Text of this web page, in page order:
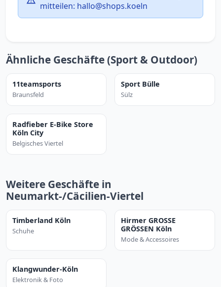
mitteilen: hallo@shops.koeln
Ähnliche Geschäfte (Sport & Outdoor)
11teamsports
Braunsfeld
Sport Bülle
Sülz
Radfieber E-Bike Store
Köln City
Belgisches Viertel
Weitere Geschäfte in
Neumarkt-/Cäcilien-Viertel
Timberland Köln
Schuhe
Hirmer GROSSE
GRÖSSEN Köln
Mode & Accessoires
Klangwunder-Köln
Elektronik & Foto